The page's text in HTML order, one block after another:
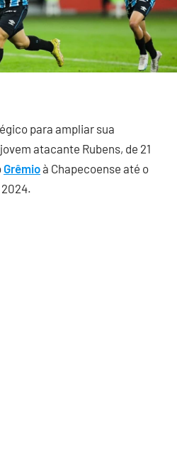
para ampliar sua
atacante Rubens, de 21
Grêmioà Chapecoense até o